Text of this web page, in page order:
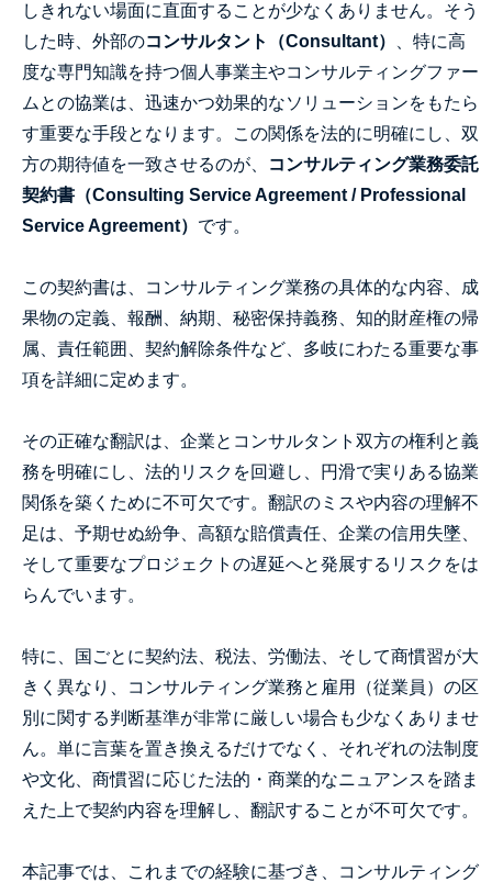
しきれない場面に直面することが少なくありません。そう
した時、外部のコンサルタント（Consultant）
、特に高
度な専門知識を持つ個人事業主やコンサルティングファー
ムとの協業は、迅速かつ効果的なソリューションをもたら
す重要な手段となります。この関係を法的に明確にし、双
方の期待値を一致させるのが、
コンサルティング業務委託
契約書（Consulting Service Agreement / Professional
Service Agreement） です。
この契約書は、コンサルティング業務の具体的な内容、成
果物の定義、報酬、納期、秘密保持義務、知的財産権の帰
属、責任範囲、契約解除条件など、多岐にわたる重要な事
項を詳細に定めます。
その正確な翻訳は、企業とコンサルタント双方の権利と義
務を明確にし、法的リスクを回避し、円滑で実りある協業
関係を築くために不可欠です。翻訳のミスや内容の理解不
足は、予期せぬ紛争、高額な賠償責任、企業の信用失墜、
そして重要なプロジェクトの遅延へと発展するリスクをは
らんでいます。
特に、国ごとに契約法、税法、労働法、そして商慣習が大
きく異なり、コンサルティング業務と雇用（従業員）の区
別に関する判断基準が非常に厳しい場合も少なくありませ
ん。単に言葉を置き換えるだけでなく、それぞれの法制度
や文化、商慣習に応じた法的・商業的なニュアンスを踏ま
えた上で契約内容を理解し、翻訳することが不可欠です。
本記事では、これまでの経験に基づき、コンサルティング